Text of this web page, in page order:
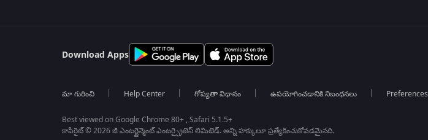
Download Apps
మా గురించి Help Center గోప్యతా విధానం ఉపయోగించడానికి నిబంధనలు Preferences
Best viewed on Google Chrome 80+ , Safari 5.1.5+
కాపీరైట్ © 2026 జీ ఎంటర్టైన్మెంట్ ఎంటర్ప్రైజెస్ లిమిటెడ్. అన్ని హక్కులూ ప్రత్యేకించుకోవడమైనది.